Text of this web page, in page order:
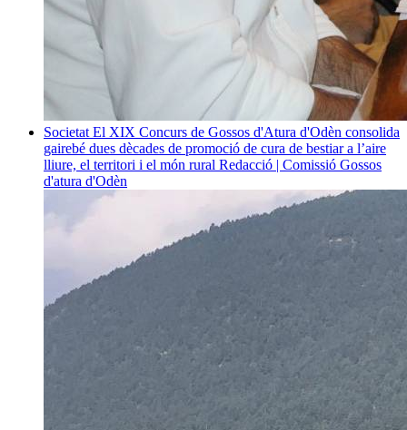
Societat El XIX Concurs de Gossos d'Atura d'Odèn consolida
gairebé dues dècades de promoció de cura de bestiar a l’aire
lliure, el territori i el món rural Redacció | Comissió Gossos
d'atura d'Odèn